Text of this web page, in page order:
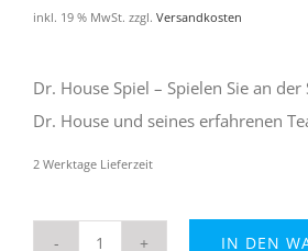
inkl. 19 % MwSt. zzgl. Versandkosten
Dr. House Spiel – Spielen Sie an
Dr. House und seines erfahrenen
2 Werktage Lieferzeit
IN DEN